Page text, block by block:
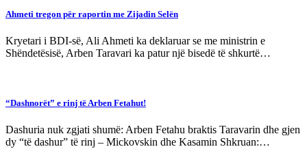
Ahmeti tregon për raportin me Zijadin Selën
Kryetari i BDI-së, Ali Ahmeti ka deklaruar se me ministrin e
Shëndetësisë, Arben Taravari ka patur një bisedë të shkurtë…
“Dashnorët” e rinj të Arben Fetahut!
Dashuria nuk zgjati shumë: Arben Fetahu braktis Taravarin dhe gjen
dy “të dashur” të rinj – Mickovskin dhe Kasamin Shkruan:…